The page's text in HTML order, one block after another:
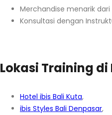
Merchandise menarik
Konsultasi dengan
Lokasi Training di
Hotel ibis Bali Kuta,
ibis Styles Bali Denpasar,